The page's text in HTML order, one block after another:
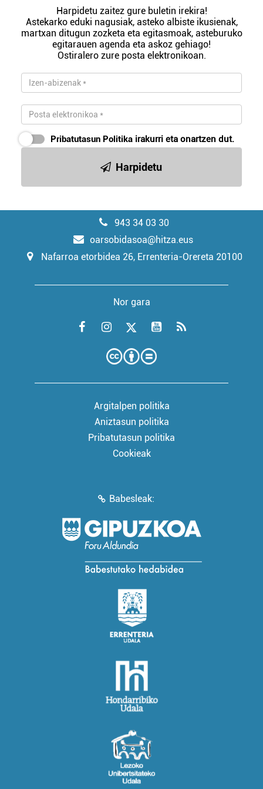
Harpidetu zaitez gure buletin irekira!
Astekarko eduki nagusiak, asteko albiste ikusienak,
martxan ditugun zozketa eta egitasmoak, asteburuko
egitarauen agenda eta askoz gehiago!
Ostiralero zure posta elektronikoan.
Pribatutasun Politika irakurri eta onartzen dut.
Harpidetu
943 34 03 30
oarsobidasoa@hitza.eus
Nafarroa etorbidea 26, Errenteria-Orereta 20100
Nor gara
Argitalpen politika
Aniztasun politika
Pribatutasun politika
Cookieak
Babesleak: